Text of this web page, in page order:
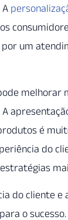
A
um
melhorar
é
do
do cliente e
o